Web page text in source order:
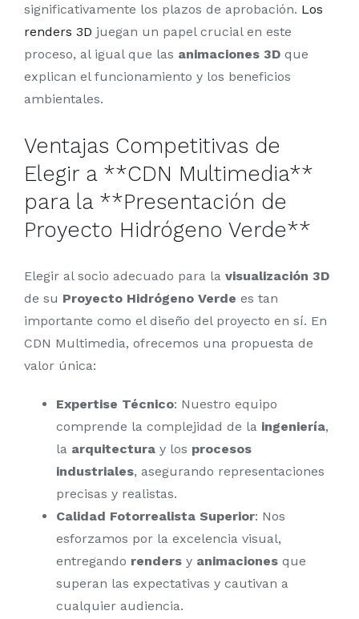
significativamente los plazos de aprobación. Los
renders 3D juegan un papel crucial en este
proceso, al igual que las animaciones 3D que
explican el funcionamiento y los beneficios
ambientales.
Ventajas Competitivas de
Elegir a **CDN Multimedia**
para la **Presentación de
Proyecto Hidrógeno Verde**
Elegir al socio adecuado para la visualización 3D
de su Proyecto Hidrógeno Verde es tan
importante como el diseño del proyecto en sí. En
CDN Multimedia, ofrecemos una propuesta de
valor única:
Expertise Técnico: Nuestro equipo
comprende la complejidad de la ingeniería,
la arquitectura y los procesos
industriales, asegurando representaciones
precisas y realistas.
Calidad Fotorrealista Superior: Nos
esforzamos por la excelencia visual,
entregando renders y animaciones que
superan las expectativas y cautivan a
cualquier audiencia.